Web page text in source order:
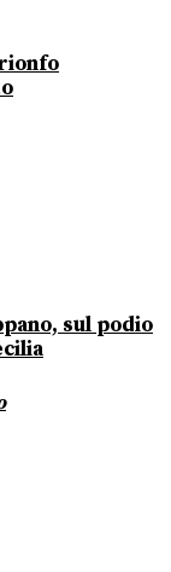
sul podio